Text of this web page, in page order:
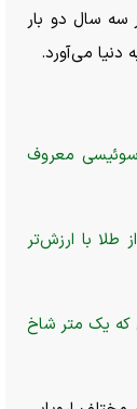
سه سال دو بار
می‌آورد.
سوئیسی معروف
طلا با ارزش‌تر
کوهی جهان؛ بزی ۴۰۰ کیلویی که یک متر شاخ